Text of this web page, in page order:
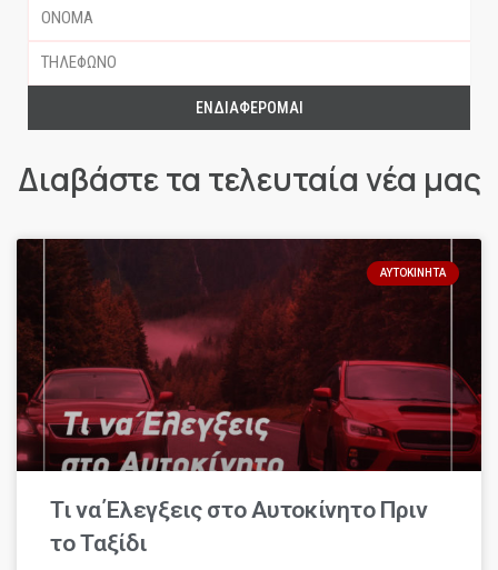
ΕΝΔΙΑΦΈΡΟΜΑΙ
Διαβάστε τα τελευταία νέα μας
ΑΥΤΟΚΊΝΗΤΑ
Τι να Έλεγξεις στο Αυτοκίνητο Πριν
το Ταξίδι